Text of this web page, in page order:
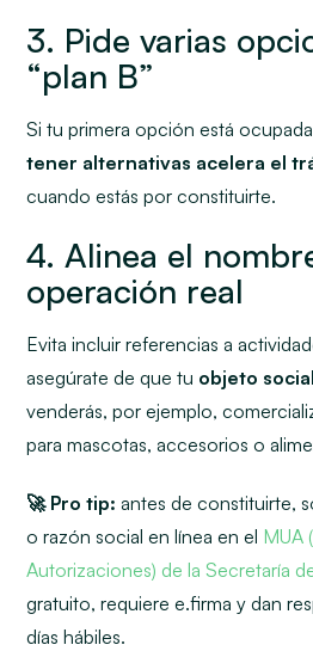
3. Pide varias
“plan B”
Si tu primera opción está
tener alternativas acelera el
cuando estás por constituirte.
4. Alinea el
operación real
Evita incluir referencias a
asegúrate de que tu objeto social
venderás, por ejemplo,
para mascotas, accesorios o
🚀 Pro tip:antes de constituirte,
o razón social en línea en el MUA
Autorizaciones) de la Secretaría
gratuito, requiere e.firma y dan
días hábiles.